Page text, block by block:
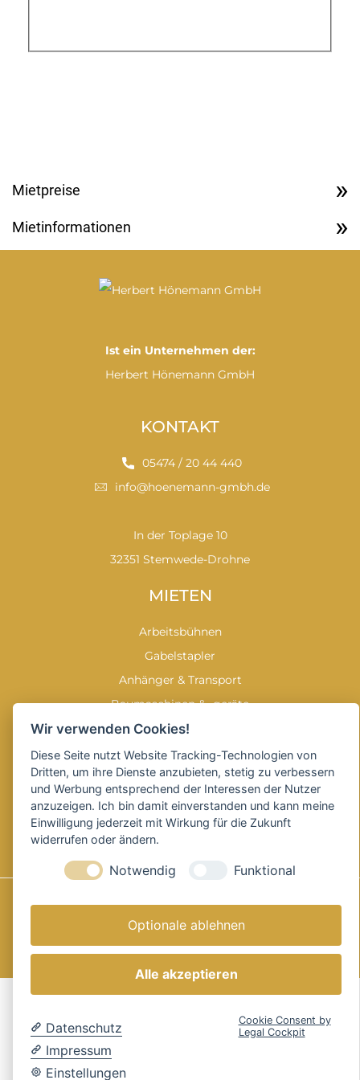
Mietpreise
Mietinformationen
Ist ein Unternehmen der:
Herbert Hönemann GmbH
KONTAKT
05474 / 20 44 440
info@hoenemann-gmbh.de
In der Toplage 10
32351 Stemwede-Drohne
MIETEN
Arbeitsbühnen
Gabelstapler
Anhänger & Transport
Baumaschinen & -geräte
Garten & Forstgeräte
Reinigungstechnik
SOCIAL MEDIA
Impressum|Datenschutz|
Cookie Einstellungen
© 2026 Herbert Hönemann GmbH
Wir verwenden Cookies!
Diese Seite nutzt Website Tracking-Technologien von
Dritten, um ihre Dienste anzubieten, stetig zu verbessern
und Werbung entsprechend der Interessen der Nutzer
anzuzeigen. Ich bin damit einverstanden und kann meine
Einwilligung jederzeit mit Wirkung für die Zukunft
widerrufen oder ändern.
Notwendig Funktional
Optionale ablehnen
Alle akzeptieren
Datenschutz
Impressum
Einstellungen
Cookie Consent by
Legal Cockpit